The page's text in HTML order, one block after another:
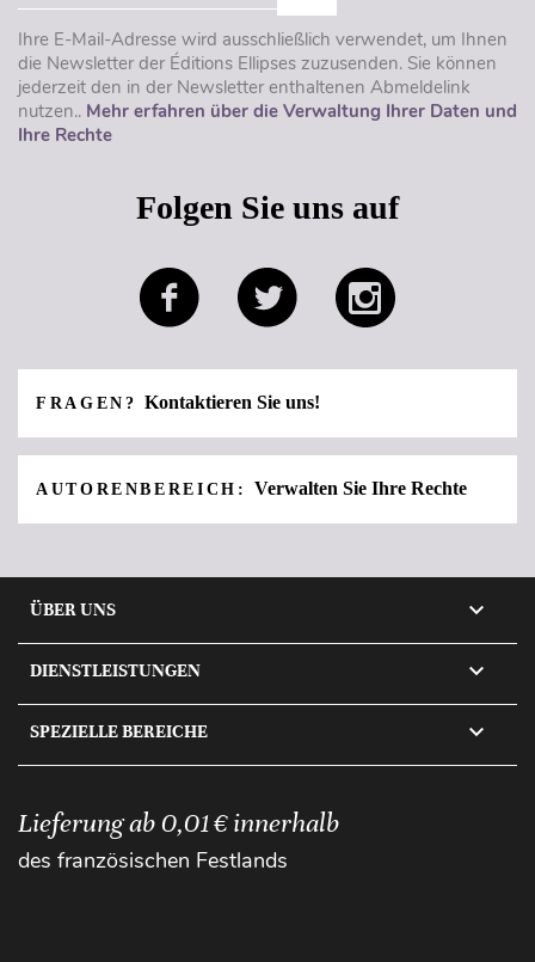
Ihre E-Mail-Adresse wird ausschließlich verwendet, um Ihnen
die Newsletter der Éditions Ellipses zuzusenden. Sie können
jederzeit den in der Newsletter enthaltenen Abmeldelink
nutzen.. Mehr erfahren über die Verwaltung Ihrer Daten und
Ihre Rechte
Folgen Sie uns auf
FRAGEN?Kontaktieren Sie uns!
AUTORENBEREICH: Verwalten Sie Ihre Rechte
ÜBER UNS 
DIENSTLEISTUNGEN 
SPEZIELLE BEREICHE 
Lieferung ab 0,01 € innerhalb
des französischen Festlands